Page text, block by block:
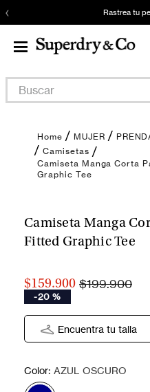
‹ Rastrea tu
Buscar
MUJER
Camisetas
Camiseta Manga Corta
Graphic Tee
Camiseta Manga
Fitted Graphic Tee
$159.900 $199.900
-20 %
Encuentra tu talla
Color: AZUL OSCURO